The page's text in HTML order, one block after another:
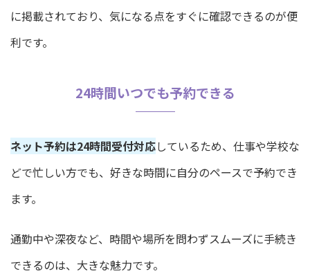
に掲載されており、気になる点をすぐに確認できるのが便
利です。
24時間いつでも予約できる
ネット予約は24時間受付対応しているため、仕事や学校な
どで忙しい方でも、好きな時間に自分のペースで予約でき
ます。
通勤中や深夜など、時間や場所を問わずスムーズに手続き
できるのは、大きな魅力です。